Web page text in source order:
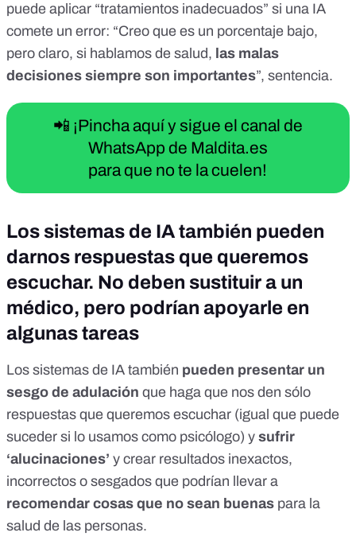
puede aplicar “tratamientos inadecuados” si una IA
comete un error: “Creo que es un porcentaje bajo,
pero claro, si hablamos de salud, las malas
decisiones siempre son importantes”, sentencia.
📲 ¡Pincha aquí y sigue el canal de
WhatsApp de Maldita.es
para que no te la cuelen!
Los sistemas de IA también pueden
darnos respuestas que queremos
escuchar. No deben sustituir a un
médico, pero podrían apoyarle en
algunas tareas
Los sistemas de IA también pueden presentar un
sesgo de adulación que haga que nos den sólo
respuestas que queremos escuchar (igual que puede
suceder si lo usamos como psicólogo) y sufrir
‘alucinaciones’ y crear resultados inexactos,
incorrectos o sesgados que podrían llevar a
recomendar cosas que no sean buenas para la
salud de las personas.